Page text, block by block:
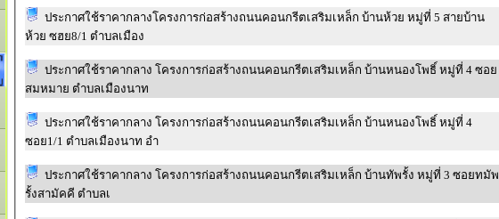
ประกาศใช้ราคากลางโครงการก่อสร้างถนนคอนกรีตเสริมเหล็ก บ้านห้วย หมู่ที่ 5 สายบ้าน
ห้วย ซฮย8/1 ตำบลเมือง
ประกาศใช้ราคากลาง โครงการก่อสร้างถนนคอนกรีตเสริมเหล็ก บ้านหนองโพธิ์ หมู่ที่ 4 ซอย
สมหมาย ตำบลเมืองนาท
ประกาศใช้ราคากลาง โครงการก่อสร้างถนนคอนกรีตเสริมเหล็ก บ้านหนองโพธิ์ หมู่ที่ 4
ซอย1/1 ตำบลเมืองนาท อำ
ประกาศใช้ราคากลาง โครงการก่อสร้างถนนคอนกรีตเสริมเหล็ก บ้านทัพรั้ง หมู่ที่ 3 ซอยทมัพ
รั้งสามัคคี ตำบลเ